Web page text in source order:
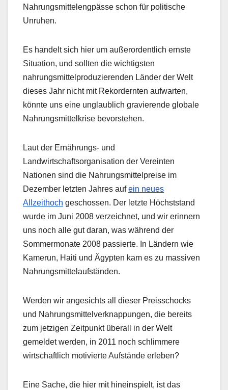
Nahrungsmittelengpässe schon für politische
Unruhen.
Es handelt sich hier um außerordentlich ernste
Situation, und sollten die wichtigsten
nahrungsmittelproduzierenden Länder der Welt
dieses Jahr nicht mit Rekordernten aufwarten,
könnte uns eine unglaublich gravierende globale
Nahrungsmittelkrise bevorstehen.
Laut der Ernährungs- und
Landwirtschaftsorganisation der Vereinten
Nationen sind die Nahrungsmittelpreise im
Dezember letzten Jahres aufein neues
Allzeithoch geschossen. Der letzte Höchststand
wurde im Juni 2008 verzeichnet, und wir erinnern
uns noch alle gut daran, was während der
Sommermonate 2008 passierte. In Ländern wie
Kamerun, Haiti und Ägypten kam es zu massiven
Nahrungsmittelaufständen.
Werden wir angesichts all dieser Preisschocks
und Nahrungsmittelverknappungen, die bereits
zum jetzigen Zeitpunkt überall in der Welt
gemeldet werden, in 2011 noch schlimmere
wirtschaftlich motivierte Aufstände erleben?
Eine Sache, die hier mit hineinspielt, ist das